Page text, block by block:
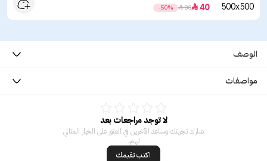
40

80

-50%
الوصف
مواصفات
لا توجد مراجعات بعد
شارك تجربتك وساعد الآخرين في العثور على الخيار المثالي
لهم.
اكتب تقيمك